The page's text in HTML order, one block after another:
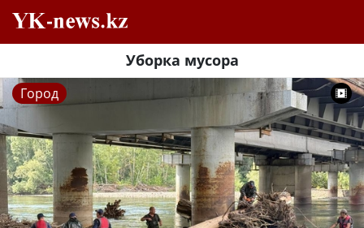
Уборка мусора
Город